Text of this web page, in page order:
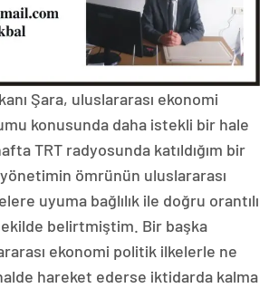
Şara, uluslararası ekonomi
konusunda daha istekli bir hale
TRT radyosunda katıldığım bir
yönetimin ömrünün uluslararası
uyuma bağlılık ile doğru orantılı
belirtmiştim. Bir başka
ekonomi politik ilkelerle ne
hareket ederse iktidarda kalma